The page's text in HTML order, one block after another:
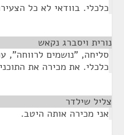
כלכלי. בוודאי לא כל
נורית ויסברג נקאש
סליחה, "נושמים לרווחה",
כלכלי. את מכירה את
צליל שילדר
אני מכירה אותה היטב.